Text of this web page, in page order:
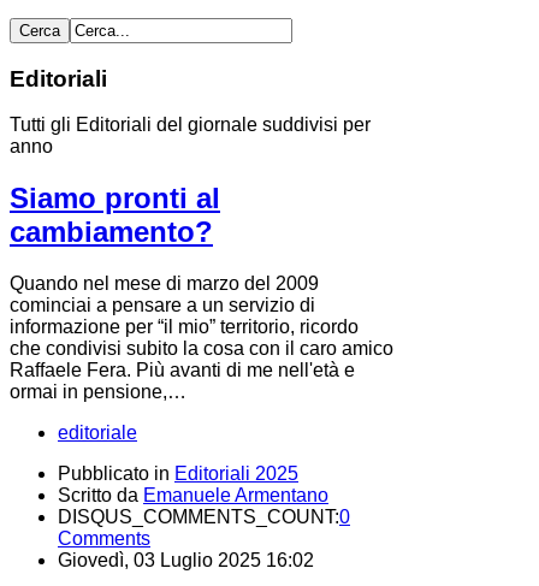
Editoriali
Tutti gli Editoriali del giornale suddivisi per
anno
Siamo pronti al
cambiamento?
Quando nel mese di marzo del 2009
cominciai a pensare a un servizio di
informazione per “il mio” territorio, ricordo
che condivisi subito la cosa con il caro amico
Raffaele Fera. Più avanti di me nell'età e
ormai in pensione,…
editoriale
Pubblicato in Editoriali 2025
Scritto da Emanuele Armentano
DISQUS_COMMENTS_COUNT:0
Comments
Giovedì, 03 Luglio 2025 16:02